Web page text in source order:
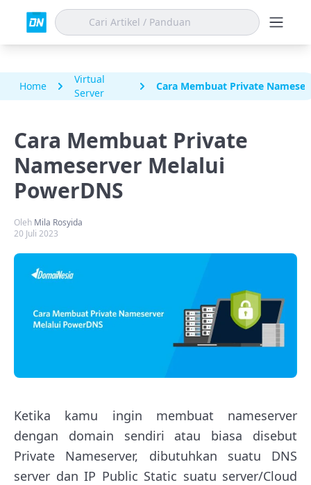
Home
Virtual
Server
Cara Membuat Private
Cara Membuat Private
Nameserver Melalui
PowerDNS
Oleh Mila Rosyida
20 Juli 2023
Ketika kamu ingin membuat nameserver
dengan domain sendiri atau biasa disebut
Private Nameserver, dibutuhkan suatu DNS
server dan IP Public Static suatu server/Cloud